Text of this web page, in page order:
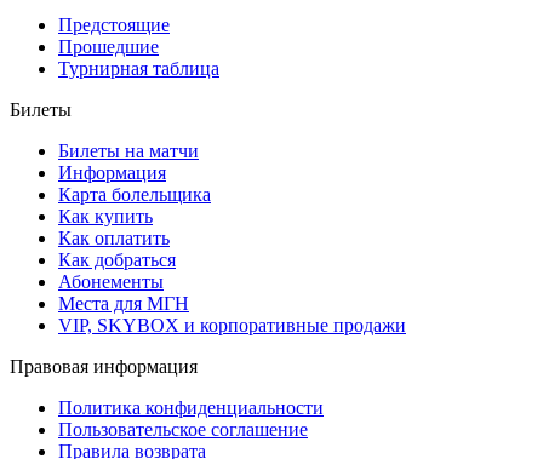
Предстоящие
Прошедшие
Турнирная таблица
Билеты
Билеты на матчи
Информация
Карта болельщика
Как купить
Как оплатить
Как добраться
Абонементы
Места для МГН
VIP, SKYBOX и корпоративные продажи
Правовая информация
Политика конфиденциальности
Пользовательское соглашение
Правила возврата